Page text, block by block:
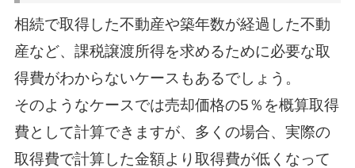
相続で取得した不動産や築年数が経過した不動
産など、課税譲渡所得を求めるために必要な取
得費がわからないケースもあるでしょう。
そのようなケースでは売却価格の5％を概算取得
費として計算できますが、多くの場合、実際の
取得費で計算した金額より取得費が低くなって